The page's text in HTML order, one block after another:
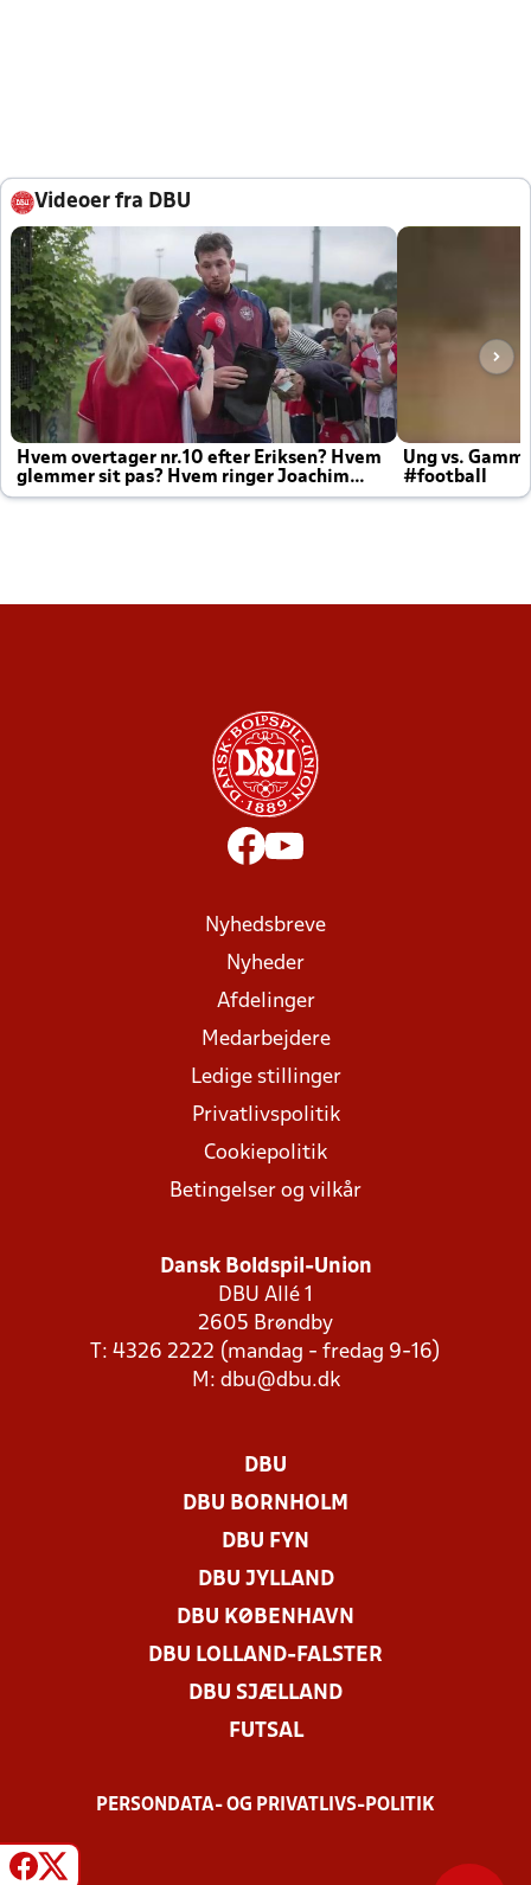
Videoer fra DBU
Hvem overtager nr.10 efter Eriksen? Hvem
glemmer sit pas? Hvem ringer Joachim
altid til efter kampe?
Ung vs.
#football
Nyhedsbreve
Nyheder
Afdelinger
Medarbejdere
Ledige stillinger
Privatlivspolitik
Cookiepolitik
Betingelser og vilkår
Dansk Boldspil-Union
DBU Allé 1
2605 Brøndby
T: 4326 2222 (mandag - fredag 9-16)
M: dbu@dbu.dk
DBU
DBU BORNHOLM
DBU FYN
DBU JYLLAND
DBU KØBENHAVN
DBU LOLLAND-FALSTER
DBU SJÆLLAND
FUTSAL
PERSONDATA- OG PRIVATLIVS-POLITIK